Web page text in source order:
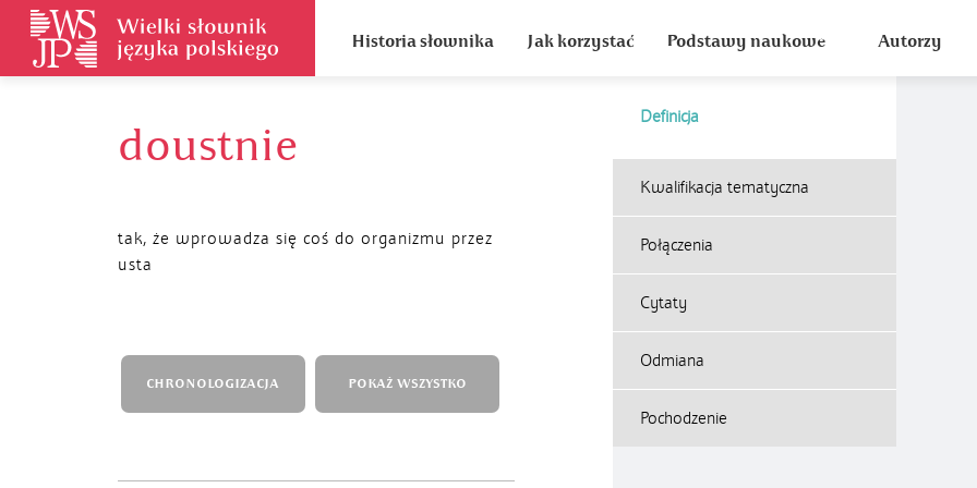
Historia słownika Jak korzystać Podstawy naukowe Autorzy
doustnie
Definicja
tak, że wprowadza się coś do organizmu przez
usta
Kwalifikacja tematyczna
Połączenia
Cytaty
Odmiana
Pochodzenie
CHRONOLOGIZACJA POKAŻ WSZYSTKO